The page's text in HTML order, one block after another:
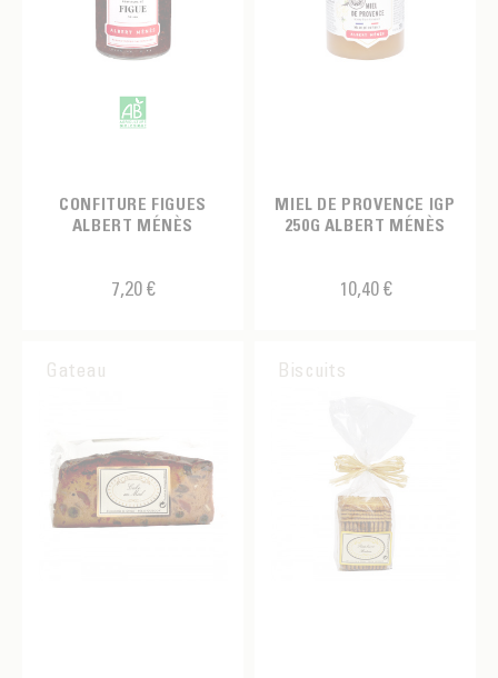
CONFITURE FIGUES
ALBERT MÉNÈS
7,20 €
MIEL DE PROVENCE IGP
250G ALBERT MÉNÈS
10,40 €
Gateau Biscuits